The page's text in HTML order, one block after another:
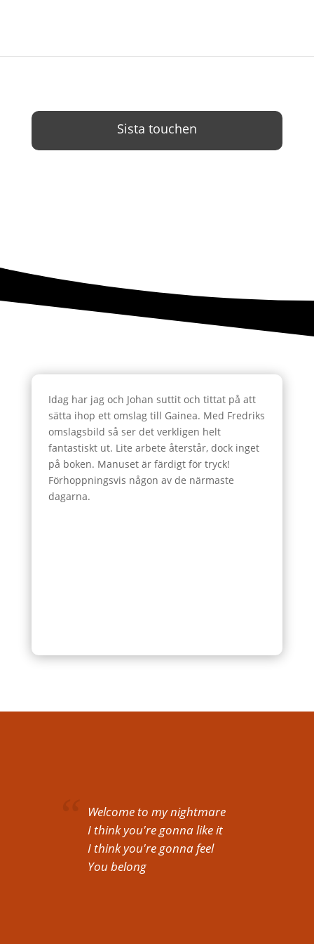
Sista touchen
Idag har jag och Johan suttit och tittat på att
sätta ihop ett omslag till Gainea. Med Fredriks
omslagsbild så ser det verkligen helt
fantastiskt ut. Lite arbete återstår, dock inget
på boken. Manuset är färdigt för tryck!
Förhoppningsvis någon av de närmaste
dagarna.
Welcome to my nightmare
I think you're gonna like it
I think you're gonna feel
You belong